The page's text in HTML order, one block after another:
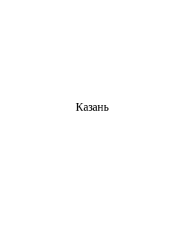
Казань